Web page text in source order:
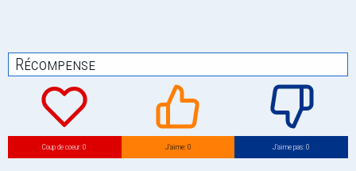
Récompense
Coup de coeur: 0 J’aime: 0 J’aime pas: 0